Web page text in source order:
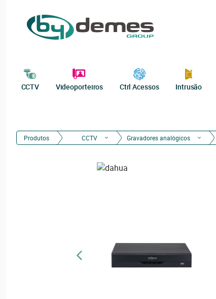
CCTV Videoporteiros Ctrl Acessos Intrusão
Produtos CCTV Gravadores analógicos